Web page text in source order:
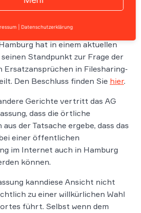
hat in einem aktuellen
Standpunkt zur Frage der
Ersatzansprüchen in Filesharing-
Den Beschluss finden Sie hier.
Gerichte vertritt das AG
dass die örtliche
der Tatsache ergebe, dass das
einer öffentlichen
im Internet auch in Hamburg
können.
kanndiese Ansicht nicht
zu einer willkürlichen Wahl
führt. Selbst wenn dem
Datenschutzerklärung